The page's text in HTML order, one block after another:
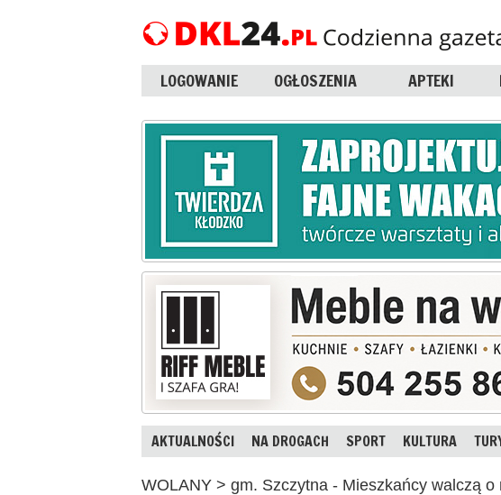
LOGOWANIE OGŁOSZENIA APTEKI
AKTUALNOŚCI NA DROGACH SPORT KULTURA
WOLANY > gm. Szczytna - Mieszkańcy walczą o